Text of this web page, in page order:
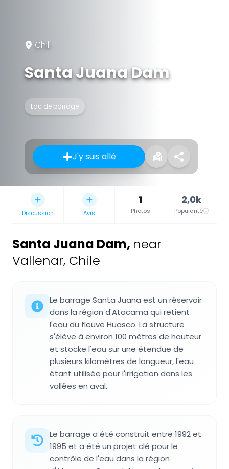
Chili
Santa Juana Dam
Lac de barrage
J'y suis allé
Discussion Avis
1
Photos
2,0k
Popularité
Santa Juana Dam, near
Vallenar, Chile
Le barrage Santa Juana est un réservoir
dans la région d'Atacama qui retient
l'eau du fleuve Huasco. La structure
s'élève à environ 100 mètres de hauteur
et stocke l'eau sur une étendue de
plusieurs kilomètres de longueur, l'eau
étant utilisée pour l'irrigation dans les
vallées en aval.
Le barrage a été construit entre 1992 et
1995 et a été un projet clé pour le
contrôle de l'eau dans la région